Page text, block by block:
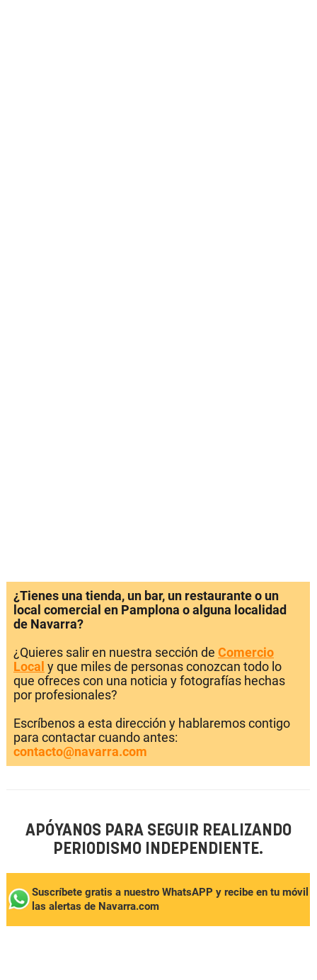
¿Tienes una tienda, un bar, un restaurante o un
local comercial en Pamplona o alguna localidad
de Navarra?
¿Quieres salir en nuestra sección de Comercio
Local y que miles de personas conozcan todo lo
que ofreces con una noticia y fotografías hechas
por profesionales?
Escríbenos a esta dirección y hablaremos contigo
para contactar cuando antes:
contacto@navarra.com
APÓYANOS PARA SEGUIR REALIZANDO
PERIODISMO INDEPENDIENTE.
Suscríbete gratis a nuestro WhatsAPP y recibe en tu móvil
las alertas de Navarra.com